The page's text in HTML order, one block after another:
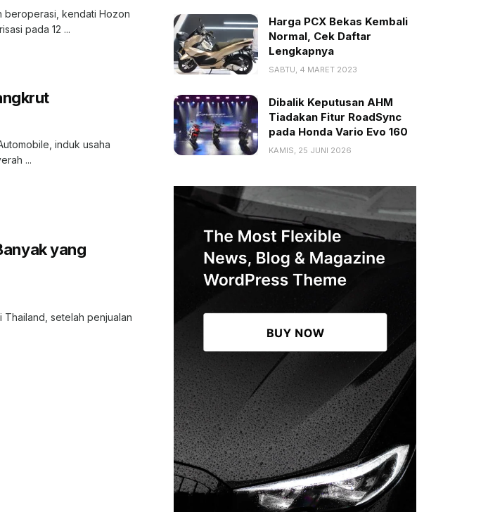
beroperasi, kendati Hozon
pada 12 ...
induk usaha
...
yang
setelah penjualan
Harga PCX Bekas Kembali
Normal, Cek Daftar
Lengkapnya
SABTU, 4 MARET 2023
Dibalik Keputusan AHM
Tiadakan Fitur RoadSync
pada Honda Vario Evo 160
KAMIS, 25 JUNI 2026